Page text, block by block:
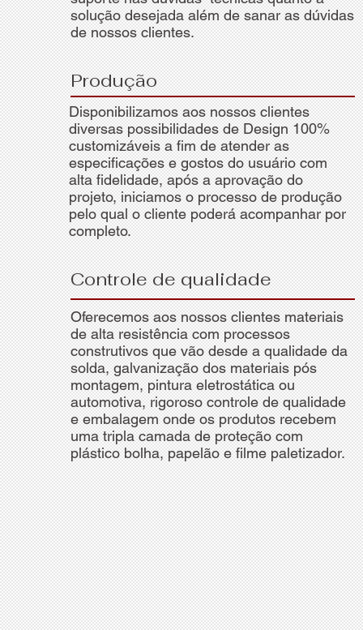
solução desejada além de sanar as dúvidas
de nossos clientes.
Produção
Disponibilizamos aos nossos clientes
diversas possibilidades de Design 100%
customizáveis a fim de atender as
especificações e gostos do usuário com
alta fidelidade, após a aprovação do
projeto, iniciamos o processo de produção
pelo qual o cliente poderá acompanhar por
completo.
Controle de qualidade
Oferecemos aos nossos clientes materiais
de alta resistência com processos
construtivos que vão desde a qualidade da
solda, galvanização dos materiais pós
montagem, pintura eletrostática ou
automotiva, rigoroso controle de qualidade
e embalagem onde os produtos recebem
uma tripla camada de proteção com
plástico bolha, papelão e filme paletizador.